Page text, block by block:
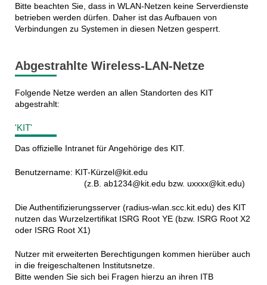
Bitte beachten Sie, dass in WLAN-Netzen keine Serverdienste
betrieben werden dürfen. Daher ist das Aufbauen von
Verbindungen zu Systemen in diesen Netzen gesperrt.
Abgestrahlte Wireless-LAN-Netze
Folgende Netze werden an allen Standorten des KIT
abgestrahlt:
'KIT'
Das offizielle Intranet für Angehörige des KIT.
Benutzername: KIT-Kürzel@kit.edu
(z.B. ab1234@kit.edu bzw. uxxxx@kit.edu)
Die Authentifizierungsserver (radius-wlan.scc.kit.edu) des KIT
nutzen das Wurzelzertifikat ISRG Root YE (bzw. ISRG Root X2
oder ISRG Root X1)
Nutzer mit erweiterten Berechtigungen kommen hierüber auch
in die freigeschaltenen Institutsnetze.
Bitte wenden Sie sich bei Fragen hierzu an ihren ITB